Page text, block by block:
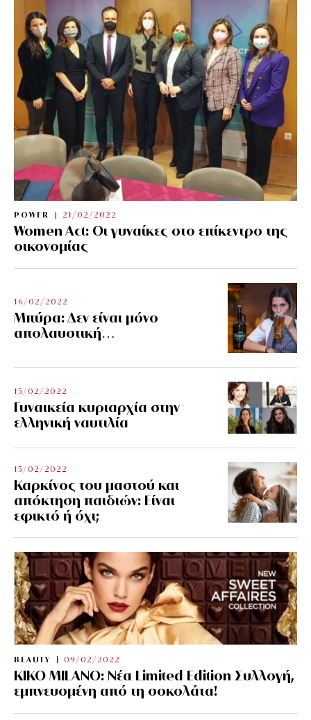
POWER 21/02/2022
Women Act: Οι γυναίκες στο επίκεντρο της
οικονομίας
16/02/2022
Μπύρα: Δεν είναι μόνο
απολαυστική…
15/02/2022
Γυναικεία κυριαρχία στην
ελληνική ναυτιλία
15/02/2022
Καρκίνος του μαστού και
απόκτηση παιδιών: Είναι
εφικτό ή όχι;
BEAUTY 09/02/2022
KIKO MILANO: Νέα Limited Edition Συλλογή,
εμπνευσμένη από τη σοκολάτα!